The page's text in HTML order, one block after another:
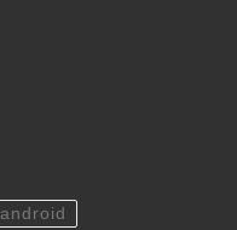
android